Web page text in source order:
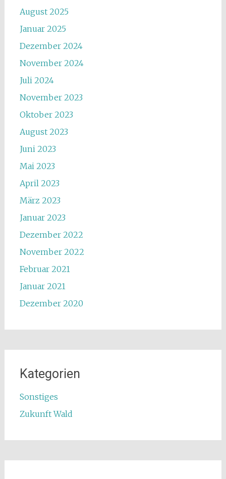
August 2025
Januar 2025
Dezember 2024
November 2024
Juli 2024
November 2023
Oktober 2023
August 2023
Juni 2023
Mai 2023
April 2023
März 2023
Januar 2023
Dezember 2022
November 2022
Februar 2021
Januar 2021
Dezember 2020
Kategorien
Sonstiges
Zukunft Wald